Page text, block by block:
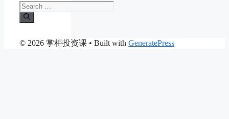
Search
for:
© 2026 掌柜投资课 • Built with GeneratePress